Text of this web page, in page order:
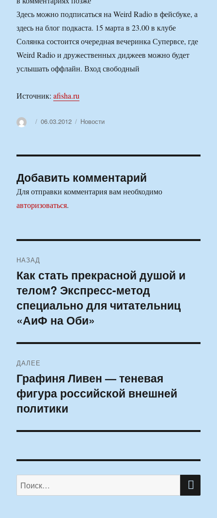
Здесь можно подписаться на Weird Radio в фейсбуке, а
здесь на блог подкаста. 15 марта в 23.00 в клубе
Солянка состоится очередная вечеринка Супервсе, где
Weird Radio и дружественных диджеев можно будет
услышать оффлайн. Вход свободный
Источник:afisha.ru
АвторОпубликовано
06.03.2012 Рубрики
Новости
Добавить комментарий
Для отправки комментария вам необходимо
авторизоваться.
по
записям
НАЗАД
Предыдущая
запись:
Как стать прекрасной душой и
телом? Экспресс-метод
специально для читательниц
«АиФ на Оби»
ДАЛЕЕ
Следующая
запись:
Графиня Ливен — теневая
фигура российской внешней
политики
Искать: